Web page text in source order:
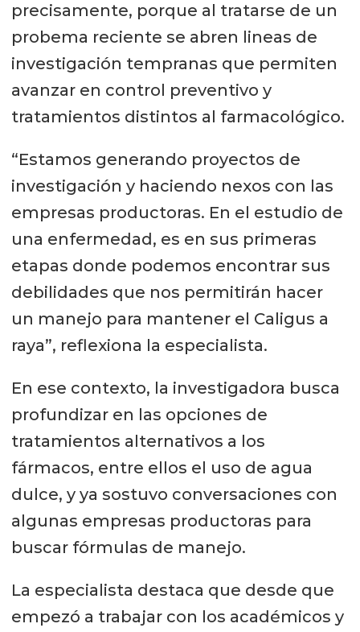
precisamente, porque al tratarse de un
probema reciente se abren lineas de
investigación tempranas que permiten
avanzar en control preventivo y
tratamientos distintos al farmacológico.
“Estamos generando proyectos de
investigación y haciendo nexos con las
empresas productoras. En el estudio de
una enfermedad, es en sus primeras
etapas donde podemos encontrar sus
debilidades que nos permitirán hacer
un manejo para mantener el Caligus a
raya”, reflexiona la especialista.
En ese contexto, la investigadora busca
profundizar en las opciones de
tratamientos alternativos a los
fármacos, entre ellos el uso de agua
dulce, y ya sostuvo conversaciones con
algunas empresas productoras para
buscar fórmulas de manejo.
La especialista destaca que desde que
empezó a trabajar con los académicos y